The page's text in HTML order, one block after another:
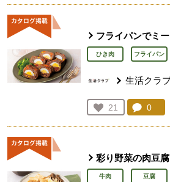
フライパンでミ
ひき肉 フライパン
生活クラ
お気に入り登録
21
人が登録
コメ
0
彩り野菜の肉豆腐
牛肉 豆腐